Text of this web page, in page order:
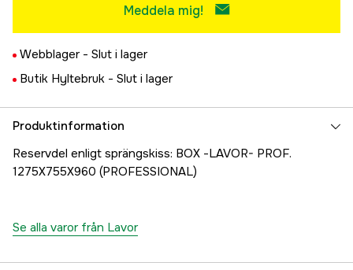
Meddela mig!
Webblager - Slut i lager
Butik Hyltebruk - Slut i lager
Produktinformation
Reservdel enligt sprängskiss: BOX -LAVOR- PROF.
1275X755X960 (PROFESSIONAL)
Se alla varor från Lavor